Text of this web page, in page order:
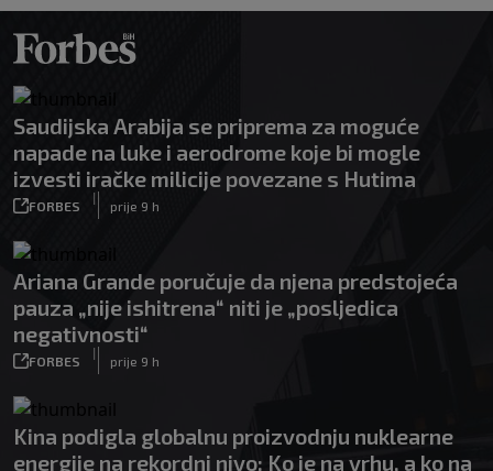
Saudijska Arabija se priprema za moguće
napade na luke i aerodrome koje bi mogle
izvesti iračke milicije povezane s Hutima
FORBES
|
prije 9 h
Ariana Grande poručuje da njena predstojeća
pauza „nije ishitrena“ niti je „posljedica
negativnosti“
FORBES
|
prije 9 h
Kina podigla globalnu proizvodnju nuklearne
energije na rekordni nivo: Ko je na vrhu, a ko na